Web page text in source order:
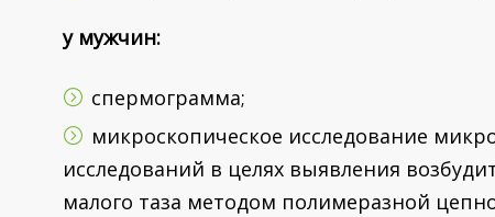
у мужчин:
спермограмма;
микроскопическое исследование
исследований в целях выявления
малого таза методом полимеразной